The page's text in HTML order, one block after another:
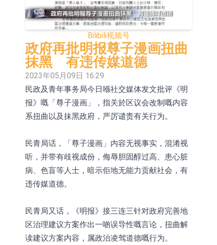
猫(601015.CN)跌8.38%
【异动股】医疗研发外包板块拉升，
毕得医药(688073.CN)涨20.01%
中远海科：与中远海运国际(香港)有
限公司正在开展增资对价的支付
新莱应材：受益于半导体国产替代提
速及国内晶圆厂扩产 公司泛半导体全
产品线新签订单向好
【异动股】港股跌幅榜前十，智傲控
股(08282.HK)跌16.39%，中国智能健
康(00348.HK)跌14.81%
【异动股】港股涨幅榜前十，帝国科
技集团股权(02993.HK)涨+140.00%，
深交所：鑫元中证电池主题交易型开
交易
深交所：晶合集成(02249.HK)获调入
港股通标的证券名单
特发服务：成功中标哔哩哔哩上海滨
Stellantis集团的供应商
Bilibili视频号
政府再批明报尊子漫画扭曲
抹黑 有违传媒道德
2023年05月09日 16:29
民政及青年事务局今日喺社交媒体发文批评《明
报》嘅「尊子漫画」，指关於区议会改制嘅内容
系扭曲以及抹黑政府，严厉谴责有关行为。
民青局话，「尊子漫画」内容无视事实，混淆视
听，并带有歧视成份，侮辱胆固醇过高、患心脏
病、色盲等人士，暗示佢地无能力贡献社会，有
违传媒道德。
民青局又话，《明报》接三连三针对政府完善地
区治理建议方案作出一啲误导性嘅言论，扭曲解
读建议方案内容，属政治凌驾道德嘅行为。